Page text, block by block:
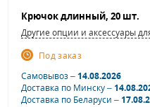
Крючок длинный, 20 шт.
Другие опции и аксессуары
Под заказ
Самовывоз –14.08.2026
Доставка по Минску –
Доставка по Беларуси –